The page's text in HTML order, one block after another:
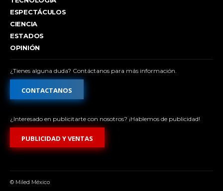
ESPECTÁCULOS
CIENCIA
ESTADOS
OPINIÓN
¿Tienes alguna duda? Contáctanos para más información.
CONTACTANOS
¿Interesado en publicitarte con nosotros? ¡Hablemos de publicidad!
PUBLICIDAD Y VENTAS
© Miled México